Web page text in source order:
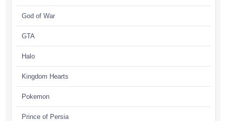
God of War
GTA
Halo
Kingdom Hearts
Pokemon
Prince of Persia